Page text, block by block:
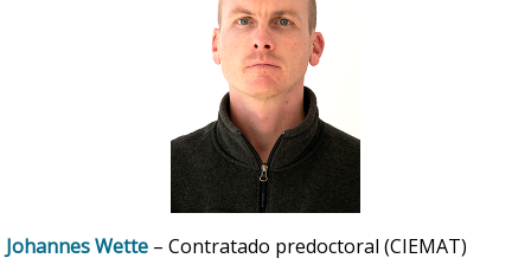
Johannes Wette – Contratado predoctoral (CIEMAT)